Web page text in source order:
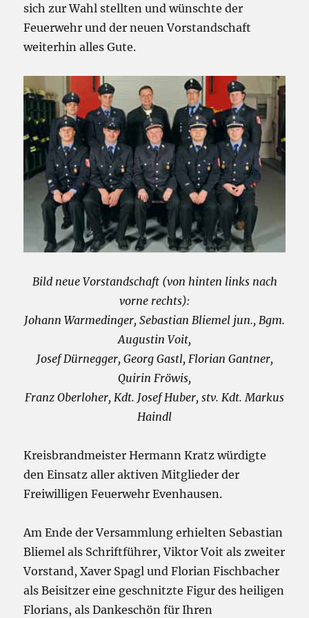
sich zur Wahl stellten und wünschte der
Feuerwehr und der neuen Vorstandschaft
weiterhin alles Gute.
Bild neue Vorstandschaft (von hinten links nach
vorne rechts):
Johann Warmedinger, Sebastian Bliemel jun., Bgm.
Augustin Voit,
Josef Dürnegger, Georg Gastl, Florian Gantner,
Quirin Fröwis,
Franz Oberloher, Kdt. Josef Huber, stv. Kdt. Markus
Haindl
Kreisbrandmeister Hermann Kratz würdigte
den Einsatz aller aktiven Mitglieder der
Freiwilligen Feuerwehr Evenhausen.
Am Ende der Versammlung erhielten Sebastian
Bliemel als Schriftführer, Viktor Voit als zweiter
Vorstand, Xaver Spagl und Florian Fischbacher
als Beisitzer eine geschnitzte Figur des heiligen
Florians, als Dankeschön für Ihren